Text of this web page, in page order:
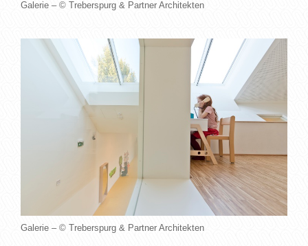
Galerie – © Treberspurg & Partner Architekten
Galerie – © Treberspurg & Partner Architekten